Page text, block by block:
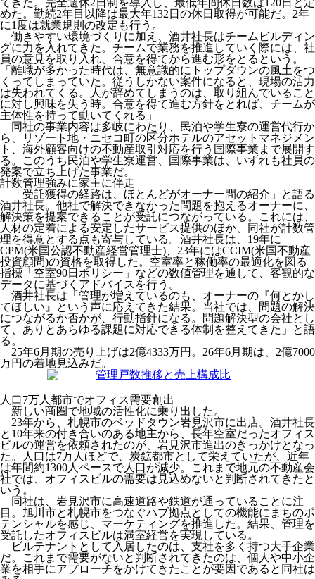
てきた。完全週休2日制を導入し、最低年間休日数は120日と定
めた。勤続2年目以降は最大年132日の休日取得が可能だ。2年
に1度は就業規則の改定も行う。
働きやすい環境づくりに加え、酒井社長はチームビルディン
グに力を入れてきた。チームで業務を推進していく際には、社
員の意見を取り入れ、合意を得てから進む形をとるという。
「離職が多かった時代は、無意識的にトップダウンの風土をつ
くってしまっていた。従うしかない案件になると、現場の活力
は失われてくる。人が辞めてしまうのは、取り組んでいること
に対し興味を失う時。合意を得て進む方針をとれば、チームが
主体性を持って動いてくれる」
同社の事業内容は多岐にわたり、民泊や学生寮の運営代行か
ら、リゾート地・ニセコ町の区分ホテルのアセットマネジメン
ト、海外顧客向けの不動産取引対応を行う国際事業まで展開す
る。このうち民泊や学生寮運営、国際事業は、いずれも社員の
発案で立ち上げた事業だ。
計数管理強みに家主に伴走
「受託獲得の経路は、ほとんどがオーナー間の紹介」と語る
酒井社長。他社で解決できなかった問題を抱えるオーナーに、
解決策を提案できることが受託につながっている。これには、
人材の定着による安定したサービス提供のほか、同社が計数管
理を得意とする点も寄与している。酒井社長は、19年に
CPM(米国公認不動産経営管理士)、23年にはCCIM(米国不動産
投資顧問)の資格を取得した。空室率と稼働率の最適化を図る
指標「空室90日ポリシー」などの数値管理を通して、客観的な
データに基づくアドバイスを行う。
酒井社長は「管理が増えているのも、オーナーの『何とかし
てほしい』という声に応えてきた結果。当社では、問題の解決
につながるか否かが、行動指針になる。問題解決型の会社とし
て、ありとあらゆる課題に対応できる体制を整えてきた」と語
る。
25年6月期の売り上げは2億4333万円。26年6月期は、2億7000
万円の着地見込みだ。
人口7万人都市でオフィス需要創出
新しい商圏で地域の活性化に乗り出した。
23年から、札幌市のベッドタウン岩見沢市に出店。酒井社長
と10年来の付き合いのある地主から、長年空室だったオフィス
ビルの運営を依頼されたのが、岩見沢市進出のきっかけとなっ
た。人口は7万人ほどで、炭鉱都市として栄えていたが、近年
は年間約1300人ペースで人口が減少。これまで地元の不動産会
社では、オフィスビルの需要は見込めないと判断されてきたと
いう。
同社は、岩見沢市に高速道路や鉄道が通っていることに注
目。旭川市と札幌市をつなぐハブ拠点としての機能にまちのポ
テンシャルを感じ、マーケティングを推進した。結果、管理を
受託したオフィスビルは満室経営を実現している。
ビルテナントとして入居したのは、支社を多く持つ大手企業
だ。これまで需要がないと判断されてきたのは、個人や中小企
業を相手にアプローチをかけてきたことが要因であると同社は